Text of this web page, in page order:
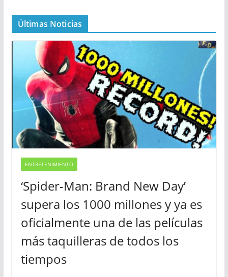
Últimas Noticias
ENTRETENIMIENTO
‘Spider-Man: Brand New Day’
supera los 1000 millones y ya es
oficialmente una de las películas
más taquilleras de todos los
tiempos